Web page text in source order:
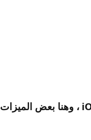
تم تعيين Apple Intelligence للتوسع في iOS 19 ، وهنا بعض الميزات